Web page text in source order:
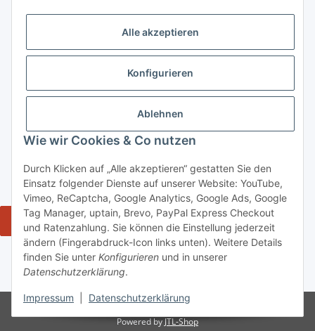
Alle akzeptieren
Konfigurieren
Ablehnen
Wie wir Cookies & Co nutzen
Durch Klicken auf „Alle akzeptieren“ gestatten Sie den
Einsatz folgender Dienste auf unserer Website: YouTube,
Vimeo, ReCaptcha, Google Analytics, Google Ads, Google
Tag Manager, uptain, Brevo, PayPal Express Checkout
und Ratenzahlung. Sie können die Einstellung jederzeit
ändern (Fingerabdruck-Icon links unten). Weitere Details
finden Sie unter Konfigurieren und in unserer
Datenschutzerklärung.
Impressum Datenschutzerklärung
Wirkung für die Zukunft über den Link in unserem Newsletter
abbestellen / widerrufen.
Gesetzliche Informationen
Informationen
Widerrufsbutton
* Alle Preise inkl. gesetzlicher USt., zzgl. Versand 5,50€, ab 120€
versandkostenfrei - Verkauf von alkoholische Getränke ausschließlich an
Personen ab 18 Jahren.
Powered byJTL-Shop